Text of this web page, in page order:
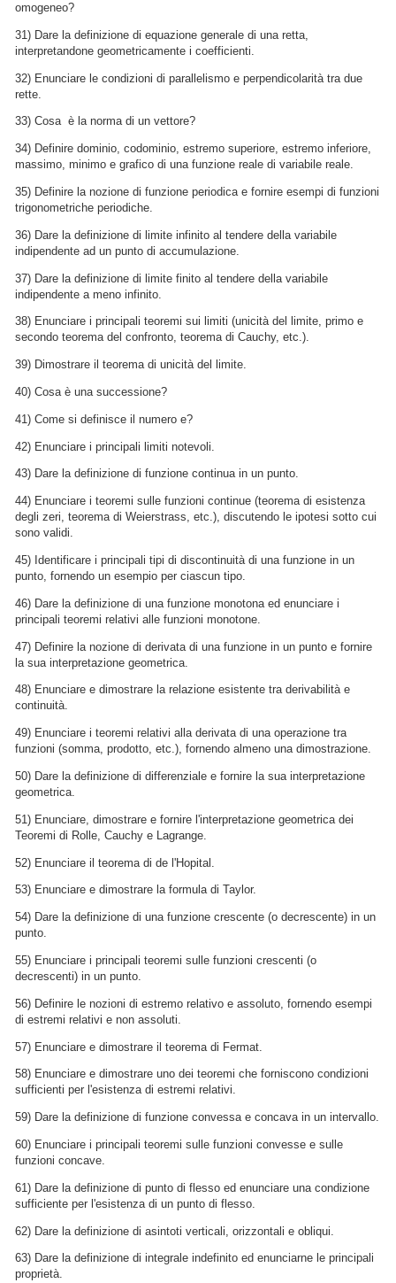
omogeneo?
31) Dare la definizione di equazione generale di una retta,
interpretandone geometricamente i coefficienti.
32) Enunciare le condizioni di parallelismo e perpendicolarità tra due
rette.
33) Cosa  è la norma di un vettore?
34) Definire dominio, codominio, estremo superiore, estremo inferiore,
massimo, minimo e grafico di una funzione reale di variabile reale.
35) Definire la nozione di funzione periodica e fornire esempi di funzioni
trigonometriche periodiche.
36) Dare la definizione di limite infinito al tendere della variabile
indipendente ad un punto di accumulazione.
37) Dare la definizione di limite finito al tendere della variabile
indipendente a meno infinito.
38) Enunciare i principali teoremi sui limiti (unicità del limite, primo e
secondo teorema del confronto, teorema di Cauchy, etc.).
39) Dimostrare il teorema di unicità del limite.
40) Cosa è una successione?
41) Come si definisce il numero e?
42) Enunciare i principali limiti notevoli.
43) Dare la definizione di funzione continua in un punto.
44) Enunciare i teoremi sulle funzioni continue (teorema di esistenza
degli zeri, teorema di Weierstrass, etc.), discutendo le ipotesi sotto cui
sono validi.
45) Identificare i principali tipi di discontinuità di una funzione in un
punto, fornendo un esempio per ciascun tipo.
46) Dare la definizione di una funzione monotona ed enunciare i
principali teoremi relativi alle funzioni monotone.
47) Definire la nozione di derivata di una funzione in un punto e fornire
la sua interpretazione geometrica.
48) Enunciare e dimostrare la relazione esistente tra derivabilità e
continuità.
49) Enunciare i teoremi relativi alla derivata di una operazione tra
funzioni (somma, prodotto, etc.), fornendo almeno una dimostrazione.
50) Dare la definizione di differenziale e fornire la sua interpretazione
geometrica.
51) Enunciare, dimostrare e fornire l'interpretazione geometrica dei
Teoremi di Rolle, Cauchy e Lagrange.
52) Enunciare il teorema di de l'Hopital.
53) Enunciare e dimostrare la formula di Taylor.
54) Dare la definizione di una funzione crescente (o decrescente) in un
punto.
55) Enunciare i principali teoremi sulle funzioni crescenti (o
decrescenti) in un punto.
56) Definire le nozioni di estremo relativo e assoluto, fornendo esempi
di estremi relativi e non assoluti.
57) Enunciare e dimostrare il teorema di Fermat.
58) Enunciare e dimostrare uno dei teoremi che forniscono condizioni
sufficienti per l'esistenza di estremi relativi.
59) Dare la definizione di funzione convessa e concava in un intervallo.
60) Enunciare i principali teoremi sulle funzioni convesse e sulle
funzioni concave.
61) Dare la definizione di punto di flesso ed enunciare una condizione
sufficiente per l'esistenza di un punto di flesso.
62) Dare la definizione di asintoti verticali, orizzontali e obliqui.
63) Dare la definizione di integrale indefinito ed enunciarne le principali
proprietà.